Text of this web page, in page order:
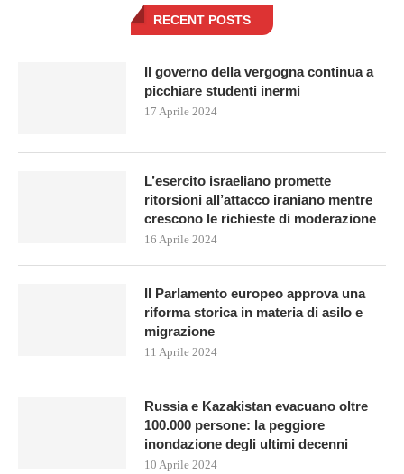
RECENT POSTS
Il governo della vergogna continua a
picchiare studenti inermi
17 Aprile 2024
L’esercito israeliano promette
ritorsioni all’attacco iraniano mentre
crescono le richieste di moderazione
16 Aprile 2024
Il Parlamento europeo approva una
riforma storica in materia di asilo e
migrazione
11 Aprile 2024
Russia e Kazakistan evacuano oltre
100.000 persone: la peggiore
inondazione degli ultimi decenni
10 Aprile 2024